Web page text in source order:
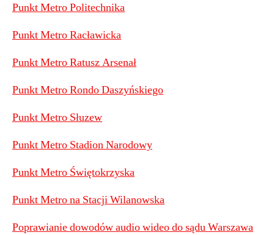
Punkt Metro Politechnika
Punkt Metro Racławicka
Punkt Metro Ratusz Arsenał
Punkt Metro Rondo Daszyńskiego
Punkt Metro Słuzew
Punkt Metro Stadion Narodowy
Punkt Metro Świętokrzyska
Punkt Metro na Stacji Wilanowska
Poprawianie dowodów audio wideo do sądu Warszawa